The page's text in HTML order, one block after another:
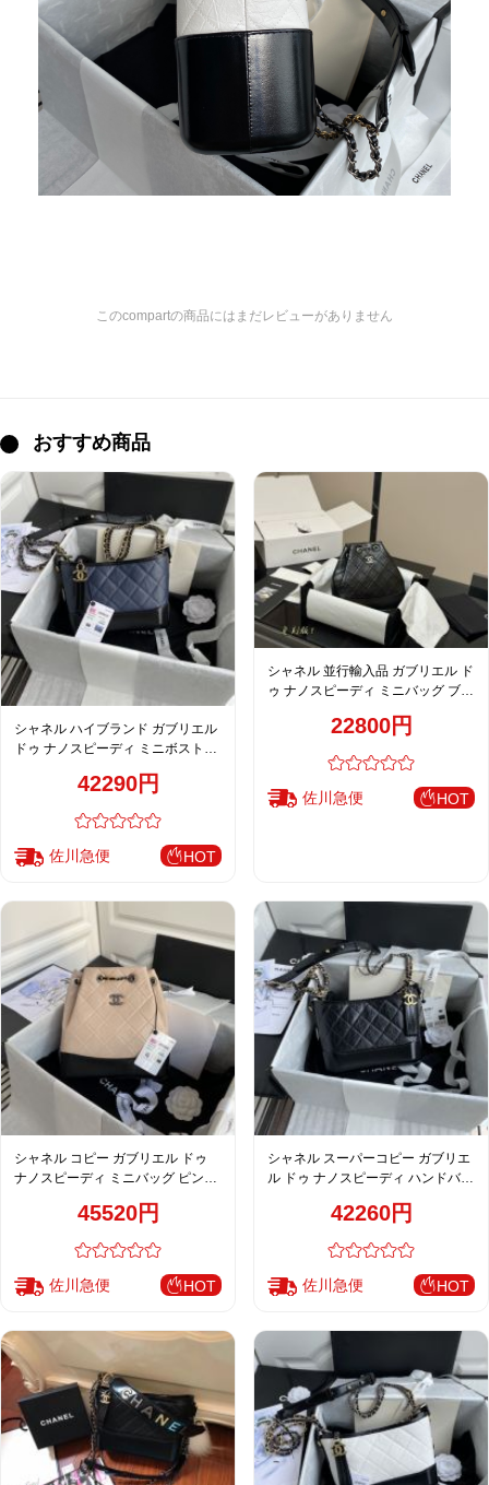
このcompartの商品にはまだレビューがありません
おすすめ商品
シャネル ハイブランド ガブリエル
ドゥ ナノスピーディ ミニボストン
42290円
佐川急便 HOT
シャネル 並行輸入品 ガブリエル ド
ゥ ナノスピーディ ミニバッグ ブラ
22800円
佐川急便 HOT
シャネル コピー ガブリエル ドゥ
ナノスピーディ ミニバッグ ピンク
45520円
佐川急便 HOT
シャネル スーパーコピー ガブリエ
ル ドゥ ナノスピーディ ハンドバッ
42260円
佐川急便 HOT